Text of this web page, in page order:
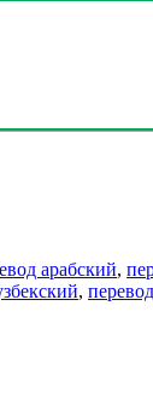
арабский,
,